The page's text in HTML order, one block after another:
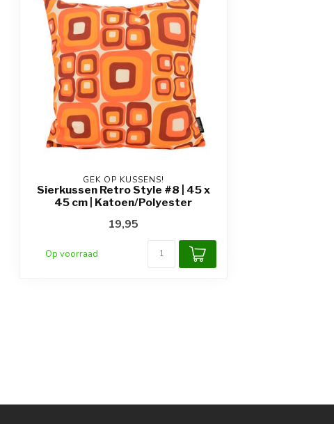
GEK OP KUSSENS!
Sierkussen Retro Style #8 | 45 x
45 cm | Katoen/Polyester
19,95
Op voorraad